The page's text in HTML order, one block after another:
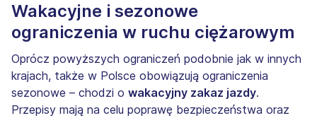
Wakacyjne i sezonowe
ograniczenia w ruchu ciężarowym
Oprócz powyższych ograniczeń podobnie jak w innych
krajach, także w Polsce obowiązują ograniczenia
sezonowe – chodzi o wakacyjny zakaz jazdy.
Przepisy mają na celu poprawę bezpieczeństwa oraz